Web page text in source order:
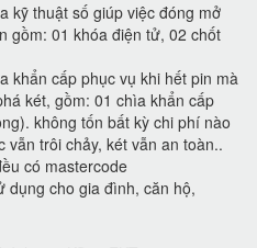
kỹ thuật số giúp việc đóng mở
gồm: 01 khóa điện tử, 02 chốt
khẩn cấp phục vụ khi hết pin mà
két, gồm: 01 chìa khẩn cấp
không tốn bất kỳ chi phí nào
vẫn trôi chảy, két vẫn an toàn..
có mastercode
dụng cho gia đình, căn hộ,